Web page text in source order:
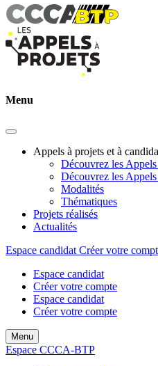
Menu
Appels à projets et à
Découvrez les
Découvrez les
Modalités
Thématiques
Projets réalisés
Actualités
Espace candidat Créer votre
Espace candidat
Créer votre compte
Espace candidat
Créer votre compte
Menu
Espace CCCA-BTP